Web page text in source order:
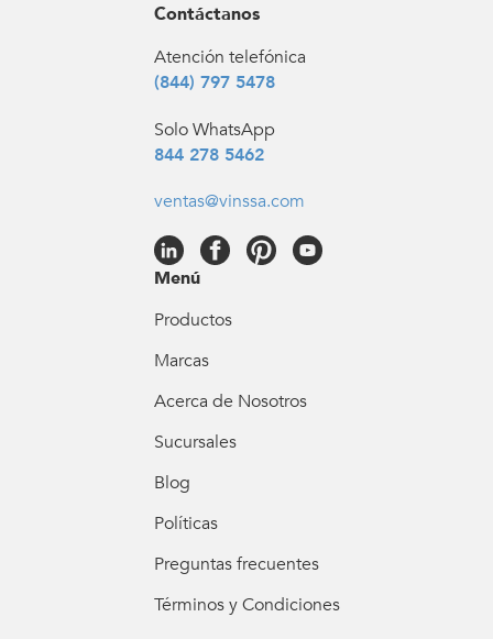
Contáctanos
Atención telefónica
(844) 797 5478
Solo WhatsApp
844 278 5462
ventas@vinssa.com
Menú
Productos
Marcas
Acerca de Nosotros
Sucursales
Blog
Políticas
Preguntas frecuentes
Términos y Condiciones